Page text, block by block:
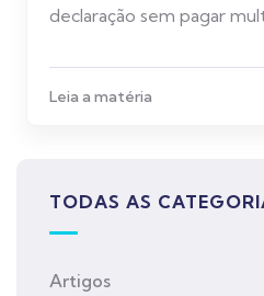
declaração sem pagar
Leia a matéria
TODAS AS
Artigos